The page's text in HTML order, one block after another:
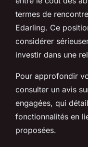
termes de
Edarling. Ce
considérer
investir dans une
Pour approfondir
consulter un avis
engagées, qui
fonctionnalités en
proposées.